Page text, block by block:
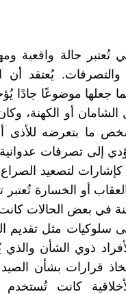
تُعتبر حالة واقعية
يُعتقد أن
جعلها موضوعًا جادًا
الشامان أو الكهنة،
ما بتعرضه للأذى
إلى تصرفات عدوانية
كإشارات لتصعيد
أو الخسارة تُعتبر
في بعض الحالات كانت
سلوكيات مثل تقديم
ذوي الشأن والذي
قرارات بشأن الصيد
كانت